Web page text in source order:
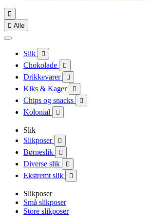

 Alle
Slik 
Chokolade 
Drikkevarer 
Kiks & Kager 
Chips og snacks 
Kolonial 
Slik
Slikposer

Børneslik 
Diverse slik 
Ekstremt slik 
Slikposer
Små slikposer
Store slikposer